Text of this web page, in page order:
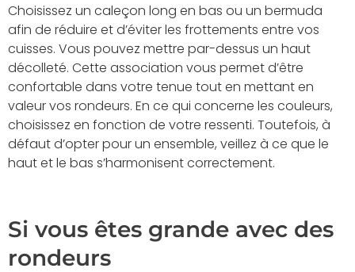
Choisissez un caleçon long en bas ou un bermuda
afin de réduire et d’éviter les frottements entre vos
cuisses. Vous pouvez mettre par-dessus un haut
décolleté. Cette association vous permet d’être
confortable dans votre tenue tout en mettant en
valeur vos rondeurs. En ce qui concerne les couleurs,
choisissez en fonction de votre ressenti. Toutefois, à
défaut d’opter pour un ensemble, veillez à ce que le
haut et le bas s’harmonisent correctement.
Si vous êtes grande avec des
rondeurs